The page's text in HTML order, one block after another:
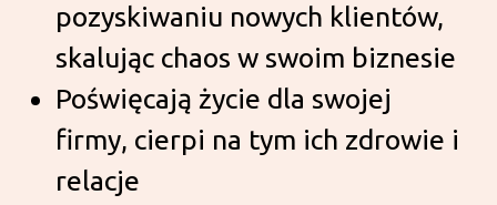
pozyskiwaniu nowych klientów,
skalując chaos w swoim biznesie
Poświęcają życie dla swojej
firmy, cierpi na tym ich zdrowie i
relacje